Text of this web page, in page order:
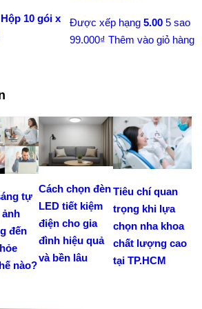
10 gói x
Được xếp hạng 5.00 5 sao
99.000₫ Thêm vào giỏ hàng
tự
ảnh
đến
nào?
Cách chọn đèn
LED tiết kiệm
điện cho gia
đình hiệu quả
và bền lâu
Tiêu chí quan
trọng khi lựa
chọn nha khoa
chất lượng cao
tại TP.HCM